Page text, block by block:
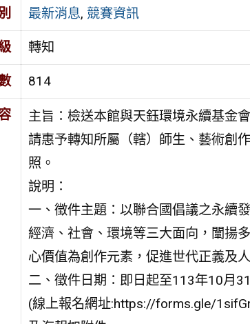
最新消息, 競賽資訊
轉知
814
主旨：檢送本館與天鈺環境永續基金
請惠予轉知所屬（轄）師生、藝術創
照。
說明：
一、徵件主題：以聯合國倡議之永續
經濟、社會、環境等三大面向，闡揚
心價值為創作元素，促進世代正義及
二、徵件日期：即日起至113年10月
(線上報名網址:https://forms.gle/